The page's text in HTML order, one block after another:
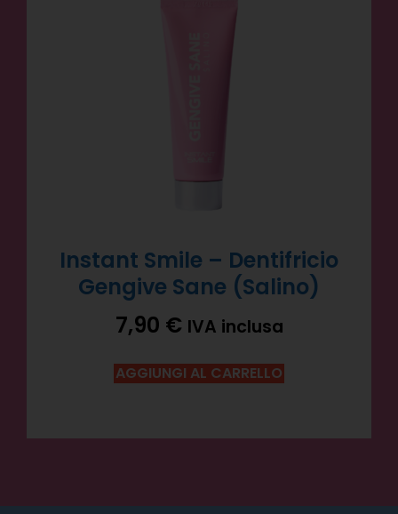
Instant Smile – Dentifricio
Gengive Sane (Salino)
7,90 € IVA inclusa
AGGIUNGI AL CARRELLO